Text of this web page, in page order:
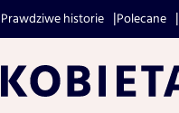
Prawdziwe historie Polecane